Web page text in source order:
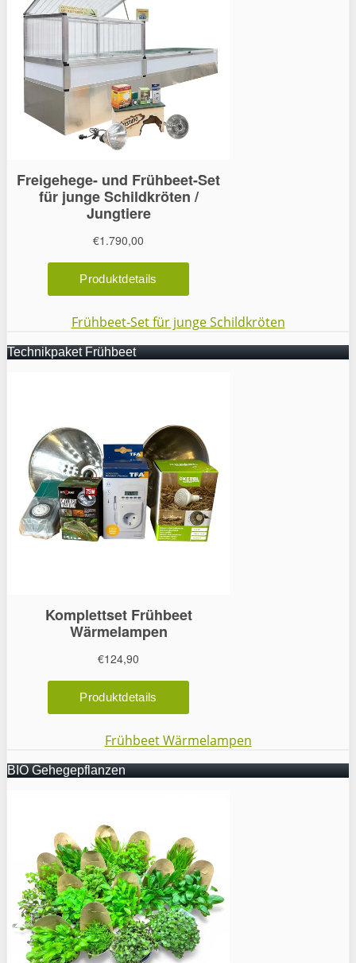
Frühbeet-Set für junge Schildkröten
Technikpaket Frühbeet
Frühbeet Wärmelampen
BIO Gehegepflanzen